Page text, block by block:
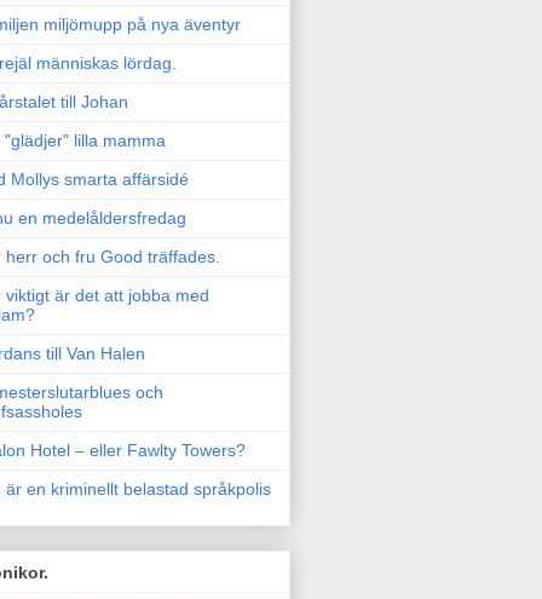
miljömupp på nya äventyr
människas lördag.
till Johan
"glädjer" lilla mamma
Mollys smarta affärsidé
en medelåldersfredag
herr och fru Good träffades.
viktigt är det att jobba med
till Van Halen
och
Hotel – eller Fawlty Towers?
är en kriminellt belastad språkpolis